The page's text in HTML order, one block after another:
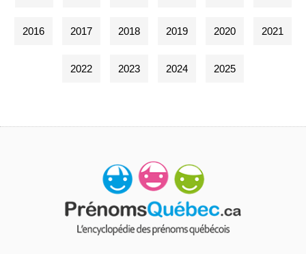
2016 2017 2018 2019 2020 2021
2022 2023 2024 2025